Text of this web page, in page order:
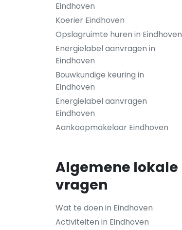
Eindhoven
Koerier Eindhoven
Opslagruimte huren in Eindhoven
Energielabel aanvragen in
Eindhoven
Bouwkundige keuring in
Eindhoven
Energielabel aanvragen
Eindhoven
Aankoopmakelaar Eindhoven
Algemene lokale
vragen
Wat te doen in Eindhoven
Activiteiten in Eindhoven